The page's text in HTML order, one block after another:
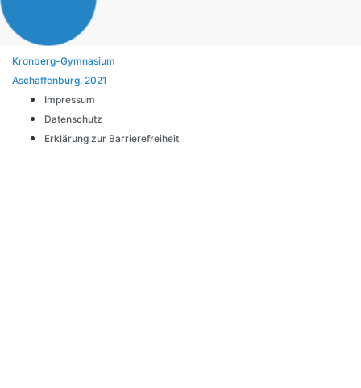
Kronberg-Gymnasium
Aschaffenburg, 2021
Impressum
Datenschutz
Erklärung zur Barrierefreiheit